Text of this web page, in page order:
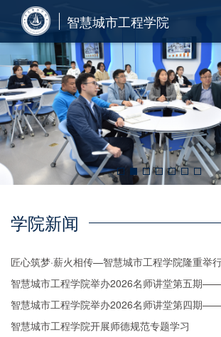
智慧城市工程学院
学院新闻
智慧城市工程学院开展师德规范专题学习